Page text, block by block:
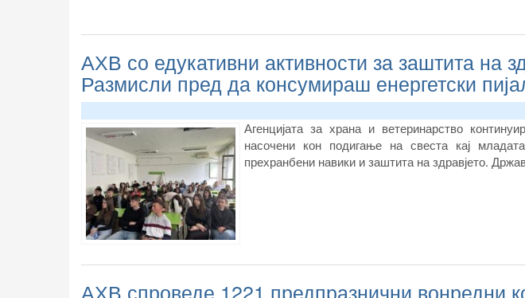
АХВ со едукативни активности за заштита на
Размисли пред да консумираш енергетски
Агенцијата за храна и ветеринарство
насочени кон подигање на свеста кај
прехранбени навики и заштита на здравјето.
АХВ спроведе 1221 предпразнични вонредни